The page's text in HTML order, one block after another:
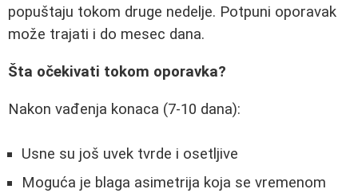
popuštaju tokom druge nedelje. Potpuni oporavak
može trajati i do mesec dana.
Šta očekivati tokom oporavka?
Nakon vađenja konaca (7-10 dana):
Usne su još uvek tvrde i osetljive
Moguća je blaga asimetrija koja se vremenom